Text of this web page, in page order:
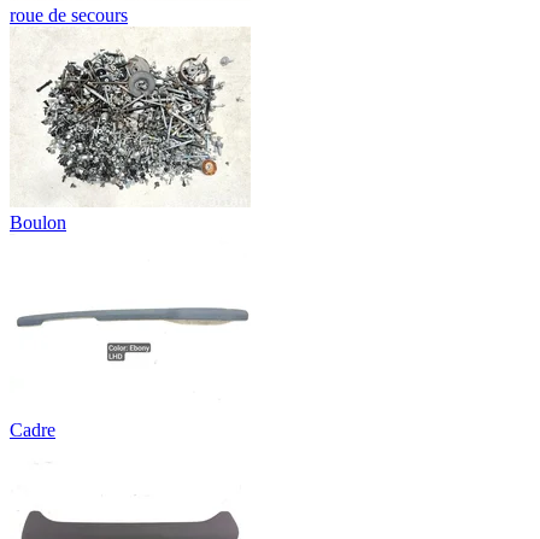
roue de secours
Boulon
Cadre